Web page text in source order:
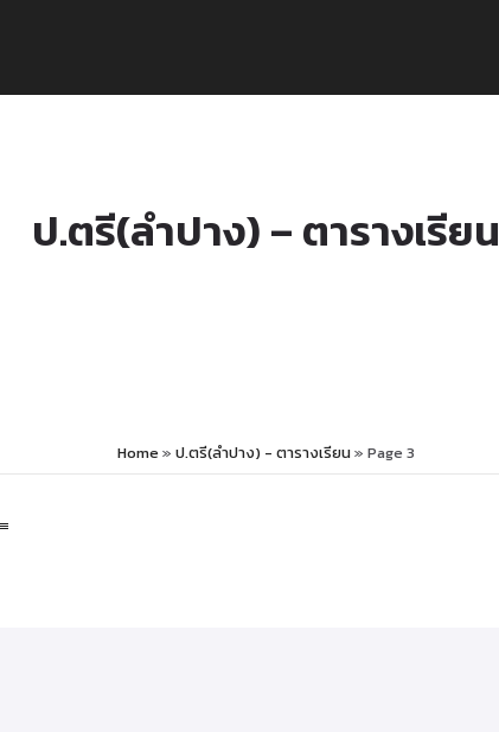
ป.ตรี(ลำปาง) – ตารางเรียน
Home» ป.ตรี(ลำปาง) - ตารางเรียน» Page 3